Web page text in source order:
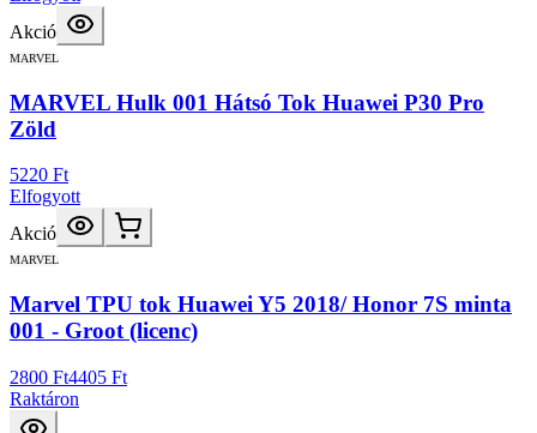
Akció
MARVEL
MARVEL Hulk 001 Hátsó Tok Huawei P30 Pro
Zöld
5220 Ft
Elfogyott
Akció
MARVEL
Marvel TPU tok Huawei Y5 2018/ Honor 7S minta
001 - Groot (licenc)
2800 Ft4405 Ft
Raktáron